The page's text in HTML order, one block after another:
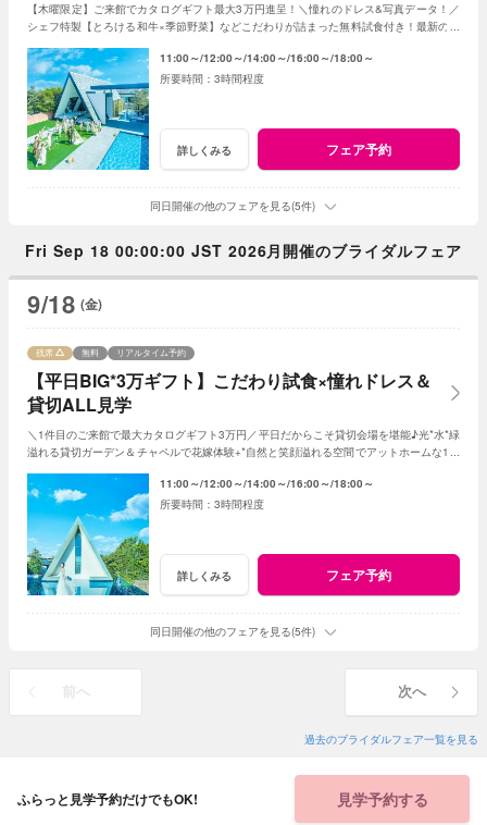
【木曜限定】ご来館でカタログギフト最大3万円進呈！＼憧れのドレス&写真データ！／
シェフ特製【とろける和牛×季節野菜】などこだわりが詰まった無料試食付き！最新のマ
11:00～ 12:00～ 14:00～ 16:00～ 18:00～
3時間程度
詳しくみる フェア予約
同日開催の他のフェアを見る(5件)
Fri Sep 18 00:00:00 JST 2026月開催のブライダルフェア
9/18 (金)
【平日BIG*3万ギフト】こだわり試食×憧れドレス＆
貸切ALL見学
残席 無料 リアルタイム予約
＼1件目のご来館で最大カタログギフト3万円／平日だからこそ貸切会場を堪能♪光*水*緑
溢れる貸切ガーデン＆チャペルで花嫁体験+*自然と笑顔溢れる空間でアットホームな1日
11:00～ 12:00～ 14:00～ 16:00～ 18:00～
3時間程度
詳しくみる フェア予約
同日開催の他のフェアを見る(5件)
前へ 次へ
過去のブライダルフェア一覧を見る
ふらっと見学予約だけでもOK! 見学予約する